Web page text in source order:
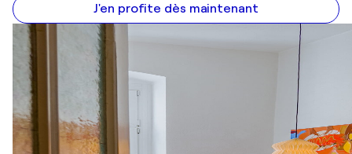
J'en profite dès maintenant